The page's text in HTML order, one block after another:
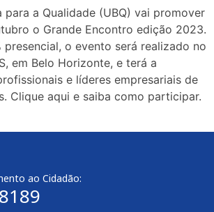
para a Qualidade (UBQ) vai promover
o Grande Encontro edição 2023.
presencial, o evento será realizado no
em Belo Horizonte, e terá a
e líderes empresariais de
Clique aqui e saiba como participar.
ao Cidadão: